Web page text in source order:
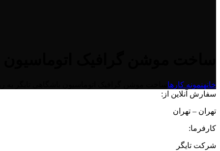
خانهنمونه کارها
سفارش آنلاین از:
تهران – تهران
کارفرما:
شرکت تایگر